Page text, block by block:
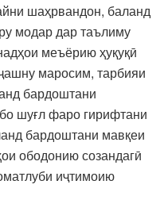
шаҳрвандон, баланд
модар дар таълиму
меъёрию ҳуқуқӣ
маросим, тарбияи
бардоштани
шуғл фаро гирифтани
бардоштани мавқеи
ободонию созандагӣ
иҷтимоию